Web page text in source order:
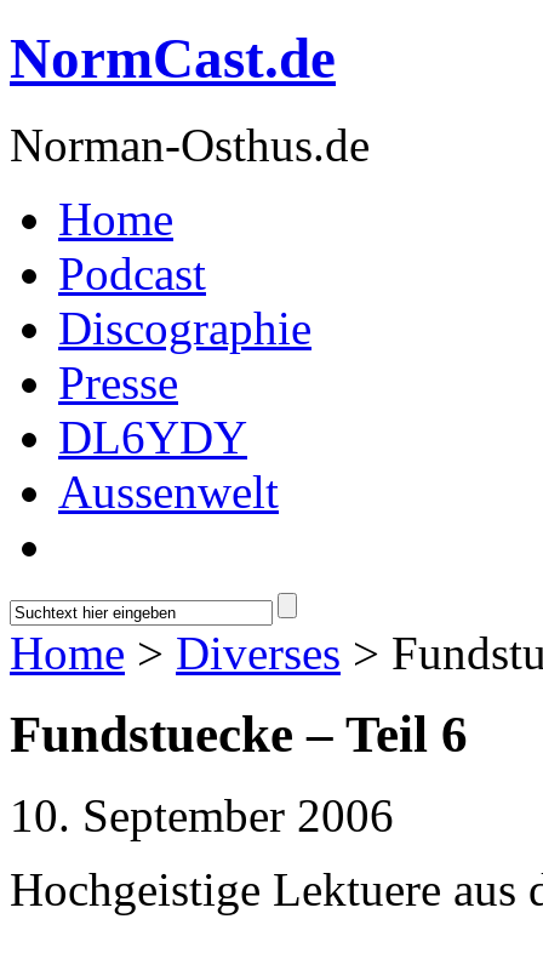
NormCast.de
Norman-Osthus.de
Home
Podcast
Discographie
Presse
DL6YDY
Aussenwelt
Home > Diverses >
Fundstuecke – Teil 6
10. September 2006
Hochgeistige Lektuere